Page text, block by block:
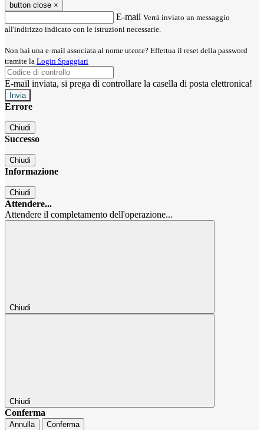
button close ×
E-mail Verrà inviato un messaggio
all'indirizzo indicato con le istruzioni necessarie.
Non hai una e-mail associata al nome utente? Effettua il reset della password
tramite la Login Spaggiari
E-mail inviata, si prega di controllare la casella di posta elettronica!
Errore
Chiudi
Successo
Chiudi
Informazione
Chiudi
Attendere...
Attendere il completamento dell'operazione...
Chiudi
Chiudi
Conferma
Annulla Conferma